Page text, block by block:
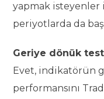
yapmak isteyenler
periyotlarda da
Geriye dönük
Evet, indikatörün
performansını